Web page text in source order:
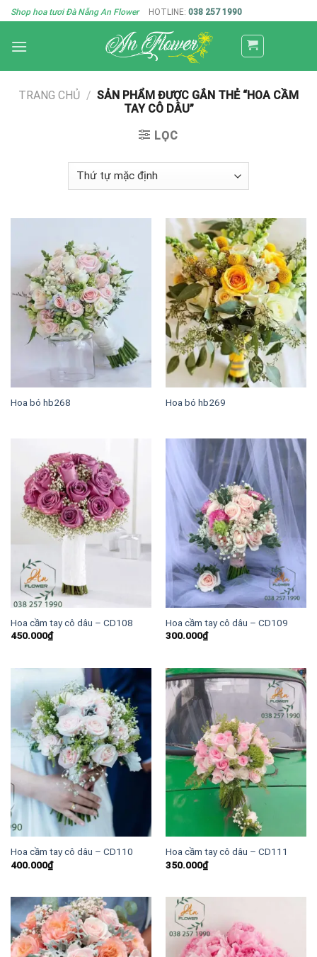
Skip
to
content
Shop hoa tươi Đà Nẵng An Flower HOTLINE: 038 257 1990
TRANG CHỦ / SẢN PHẨM ĐƯỢC GẮN THẺ “HOA CẦM
TAY CÔ DÂU”
LỌC
Hoa bó hb268 Hoa bó hb269
Hoa cầm tay cô dâu – CD108
450.000₫
Hoa cầm tay cô dâu – CD109
300.000₫
Hoa cầm tay cô dâu – CD110
400.000₫
Hoa cầm tay cô dâu – CD111
350.000₫